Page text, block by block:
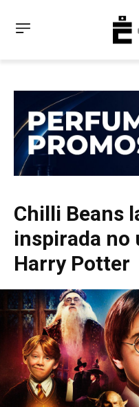
Chilli Beans
inspirada no
Harry Potter